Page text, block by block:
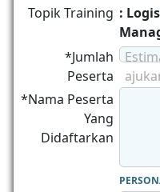
Topik Training :
*Jumlah
Peserta
*Nama Peserta
Yang
Didaftarkan